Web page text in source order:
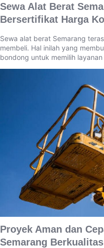
Sewa Alat Berat
Bersertifikat Harga
Sewa alat berat Semarang
membeli. Hal inilah yang
bondong untuk memilih
Proyek Aman dan
Semarang Berkualitas